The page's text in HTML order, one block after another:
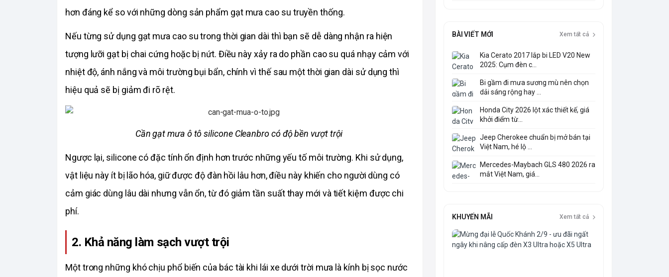
hơn đáng kể so với những dòng sản phẩm gạt mưa cao su truyền thống.
Nếu từng sử dụng gạt mưa cao su trong thời gian dài thì bạn sẽ dễ dàng nhận ra hiện
tượng lưỡi gạt bị chai cứng hoặc bị nứt. Điều này xảy ra do phần cao su quá nhạy cảm với
nhiệt độ, ánh nắng và môi trường bụi bẩn, chính vì thế sau một thời gian dài sử dụng thì
hiệu quả sẽ bị giảm đi rõ rệt.
Cần gạt mưa ô tô silicone Cleanbro có độ bền vượt trội
Ngược lại, silicone có đặc tính ổn định hơn trước những yếu tố môi trường. Khi sử dụng,
vật liệu này ít bị lão hóa, giữ được độ đàn hồi lâu hơn, điều này khiến cho người dùng có
cảm giác dùng lâu dài nhưng vẫn ổn, từ đó giảm tần suất thay mới và tiết kiệm được chi
phí.
2. Khả năng làm sạch vượt trội
Một trong những khó chịu phổ biến của bác tài khi lái xe dưới trời mưa là kính bị sọc nước
BÀI VIẾT MỚI Xem tất cả
Kia Cerato 2017 lắp bi LED V20 New
2025: Cụm đèn c...
Bi gầm đi mưa sương mù nên chọn
dải sáng rộng hay ...
Honda City 2026 lột xác thiết kế, giá
khởi điểm từ...
Jeep Cherokee chuẩn bị mở bán tại
Việt Nam, hé lộ ...
Mercedes-Maybach GLS 480 2026 ra
mắt Việt Nam, giá...
KHUYẾN MÃI Xem tất cả